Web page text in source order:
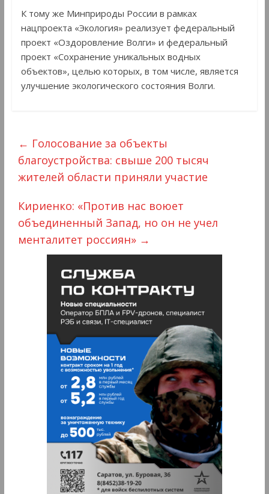
К тому же Минприроды России в рамках
нацпроекта «Экология» реализует федеральный
проект «Оздоровление Волги» и федеральный
проект «Сохранение уникальных водных
объектов», целью которых, в том числе, является
улучшение экологического состояния Волги.
← Голосование за объекты
благоустройства: свыше 200 тысяч
жителей области приняли участие
Кириенко: «Против нас воюет
объединенный Запад, но он не учел
менталитет россиян» →